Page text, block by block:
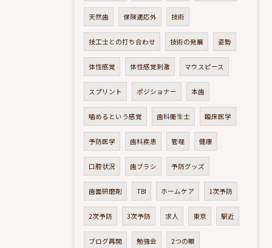
天然歯 保険適応外 技術
技工士との打ち合わせ 技術の発展 姿勢
体性感覚 体性感覚刺激 マウスピース
スプリント ポジショナー 本歯
噛めるという感覚 歯科衛生士 臨床医学
予防医学 歯科疾患 管理 健康
口腔状況 歯ブラシ 予防グッズ
歯面研磨剤 TBI ホームケア 1次予防
2次予防 3次予防 求人 東京 駅近
ブログ再開 勉強会 2つの眼